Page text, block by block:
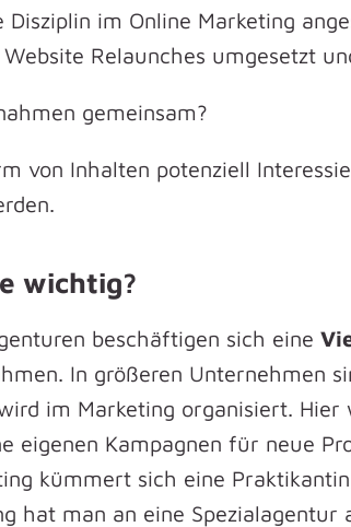
Disziplin im Online Marketing
Relaunches umgesetzt
gemeinsam?
von Inhalten potenziell
wichtig?
beschäftigen sich eine
In größeren Unternehmen
im Marketing organisiert. Hier
eigenen Kampagnen für neue
kümmert sich eine
hat man an eine Spezialagentur